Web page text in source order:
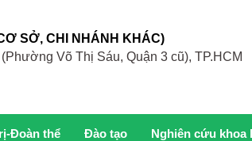
SỞ, CHI NHÁNH KHÁC)
Võ Thị Sáu, Quận 3 cũ), TP.HCM
Đoàn thể Đào tạo Nghiên cứu khoa